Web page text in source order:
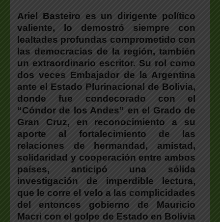
Ariel Basteiro es un dirigente político
valiente, lo demostró siempre con
lealtades profundas comprometido con
las democracias de la región, también
un extraordinario escritor. Su rol como
dos veces Embajador de la Argentina
ante el Estado Plurinacional de Bolivia,
donde
fue condecorado con el
“Cóndor de los Andes” en el Grado de
Gran Cruz, en reconocimiento a su
aporte al fortalecimiento de las
relaciones de hermandad, amistad,
solidaridad y cooperación entre ambos
países, anticipó una sólida
investigación de imperdible lectura,
que le corre el velo a las complicidades
del entonces gobierno de Mauricio
Macricon el golpe de Estado en Bolivia